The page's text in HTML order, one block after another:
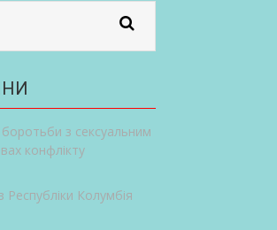
з сексуальним
конфлікту
Колумбія